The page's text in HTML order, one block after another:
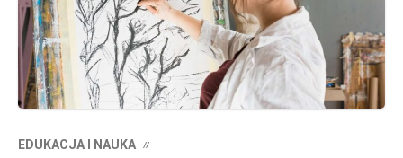
EDUKACJA I NAUKA